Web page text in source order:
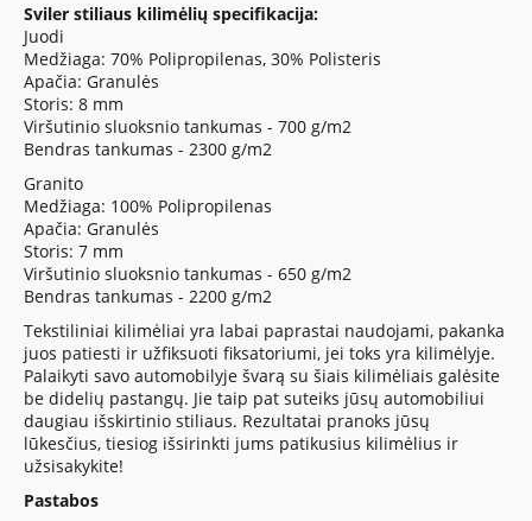
Sviler stiliaus kilimėlių specifikacija:
Juodi
Medžiaga: 70% Polipropilenas, 30% Polisteris
Apačia: Granulės
Storis: 8 mm
Viršutinio sluoksnio tankumas - 700 g/m2
Bendras tankumas - 2300 g/m2
Granito
Medžiaga: 100% Polipropilenas
Apačia: Granulės
Storis: 7 mm
Viršutinio sluoksnio tankumas - 650 g/m2
Bendras tankumas - 2200 g/m2
Tekstiliniai kilimėliai yra labai paprastai naudojami, pakanka
juos patiesti ir užfiksuoti fiksatoriumi, jei toks yra kilimėlyje.
Palaikyti savo automobilyje švarą su šiais kilimėliais galėsite
be didelių pastangų. Jie taip pat suteiks jūsų automobiliui
daugiau išskirtinio stiliaus. Rezultatai pranoks jūsų
lūkesčius, tiesiog išsirinkti jums patikusius kilimėlius ir
užsisakykite!
Pastabos